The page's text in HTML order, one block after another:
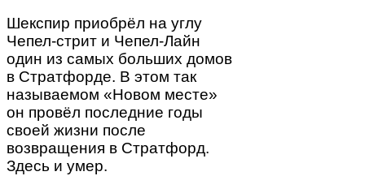
Шекспир приобрёл на углу
Чепел-стрит и Чепел-Лайн
один из самых больших домов
в Стратфорде. В этом так
называемом «Новом месте»
он провёл последние годы
своей жизни после
возвращения в Стратфорд.
Здесь и умер.